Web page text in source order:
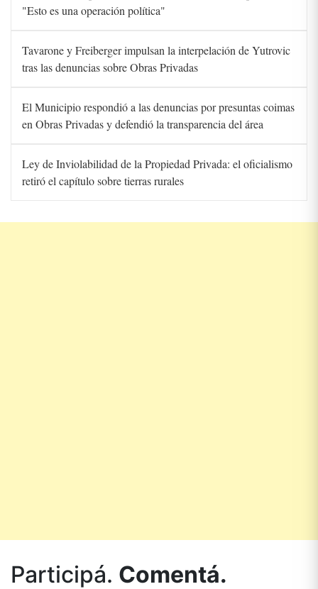
"Esto es una operación política"
Tavarone y Freiberger impulsan la interpelación de Yutrovic
tras las denuncias sobre Obras Privadas
El Municipio respondió a las denuncias por presuntas coimas
en Obras Privadas y defendió la transparencia del área
Ley de Inviolabilidad de la Propiedad Privada: el oficialismo
retiró el capítulo sobre tierras rurales
Participá. Comentá.